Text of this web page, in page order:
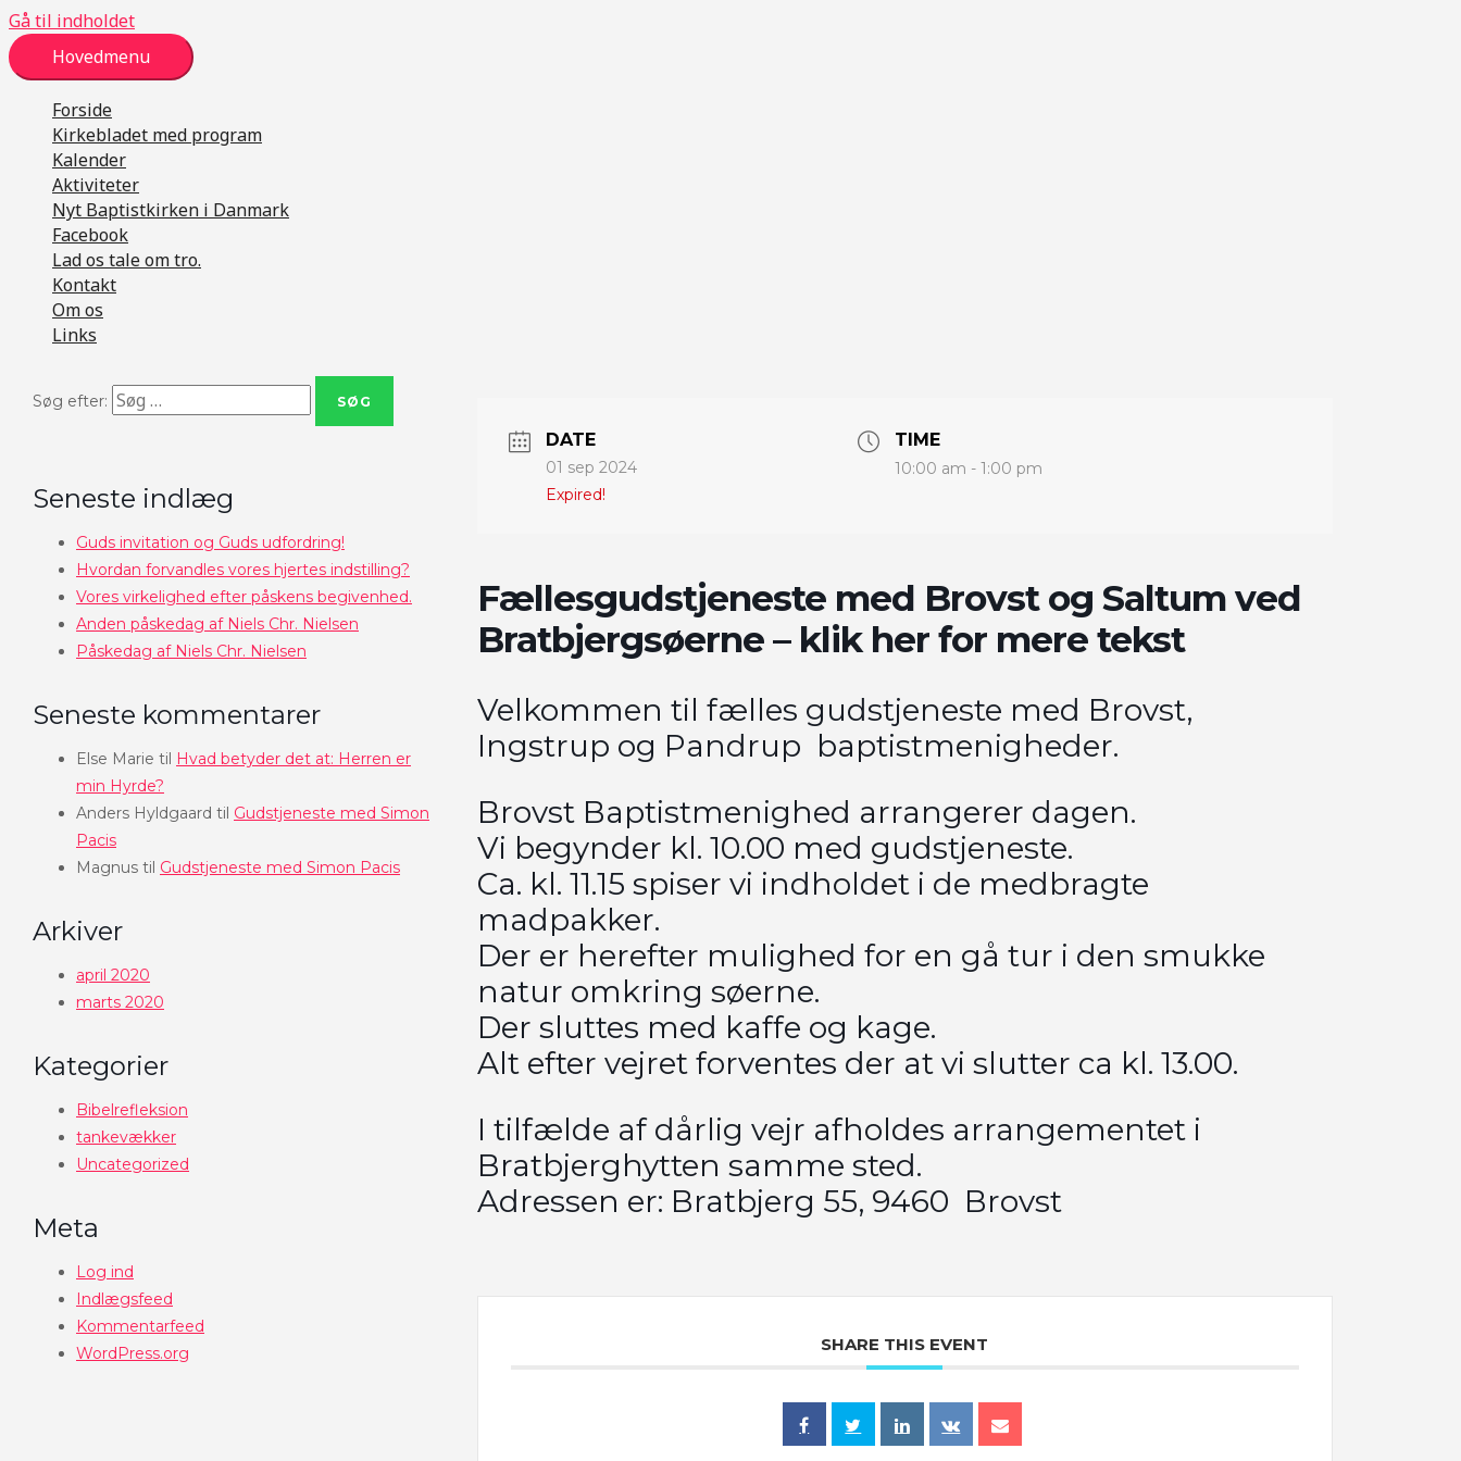
Gå til indholdet
Hovedmenu
Forside
Kirkebladet med program
Kalender
Aktiviteter
Nyt Baptistkirken i Danmark
Facebook
Lad os tale om tro.
Kontakt
Om os
Links
Søg efter:
Seneste indlæg
Guds invitation og Guds udfordring!
Hvordan forvandles vores hjertes indstilling?
Vores virkelighed efter påskens begivenhed.
Anden påskedag af Niels Chr. Nielsen
Påskedag af Niels Chr. Nielsen
Seneste kommentarer
Else Marie til Hvad betyder det at: Herren er
min Hyrde?
Anders Hyldgaard til Gudstjeneste med Simon
Pacis
Magnus til Gudstjeneste med Simon Pacis
Arkiver
april 2020
marts 2020
Kategorier
Bibelrefleksion
tankevækker
Uncategorized
Meta
Log ind
Indlægsfeed
Kommentarfeed
WordPress.org
DATE
01 sep 2024
Expired!
TIME
10:00 am - 1:00 pm
Fællesgudstjeneste med Brovst og Saltum ved
Bratbjergsøerne – klik her for mere tekst
Velkommen til fælles gudstjeneste med Brovst,
Ingstrup og Pandrup baptistmenigheder.
Brovst Baptistmenighed arrangerer dagen.
Vi begynder kl. 10.00 med gudstjeneste.
Ca. kl. 11.15 spiser vi indholdet i de medbragte
madpakker.
Der er herefter mulighed for en gå tur i den smukke
natur omkring søerne.
Der sluttes med kaffe og kage.
Alt efter vejret forventes der at vi slutter ca kl. 13.00.
I tilfælde af dårlig vejr afholdes arrangementet i
Bratbjerghytten samme sted.
Adressen er: Bratbjerg 55, 9460 Brovst
SHARE THIS EVENT